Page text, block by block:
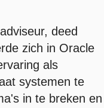
deed
zich in Oracle
als
systemen te
in te breken en